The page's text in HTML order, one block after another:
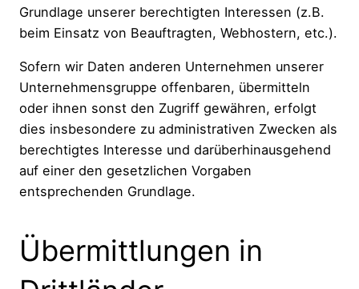
Grundlage unserer berechtigten Interessen (z.B.
beim Einsatz von Beauftragten, Webhostern, etc.).
Sofern wir Daten anderen Unternehmen unserer
Unternehmensgruppe offenbaren, übermitteln
oder ihnen sonst den Zugriff gewähren, erfolgt
dies insbesondere zu administrativen Zwecken als
berechtigtes Interesse und darüberhinausgehend
auf einer den gesetzlichen Vorgaben
entsprechenden Grundlage.
Übermittlungen in